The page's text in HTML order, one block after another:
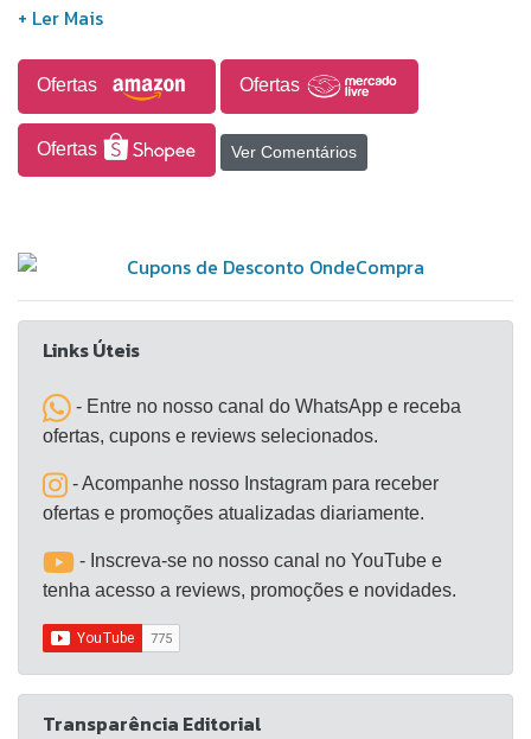
Rápido.
Ofertas Ofertas
Ofertas Ver Comentários
Links Úteis
- Entre no nosso canal do WhatsApp e receba
ofertas, cupons e reviews selecionados.
- Acompanhe nosso Instagram para receber
ofertas e promoções atualizadas diariamente.
- Inscreva-se no nosso canal no YouTube e
tenha acesso a reviews, promoções e novidades.
Transparência Editorial